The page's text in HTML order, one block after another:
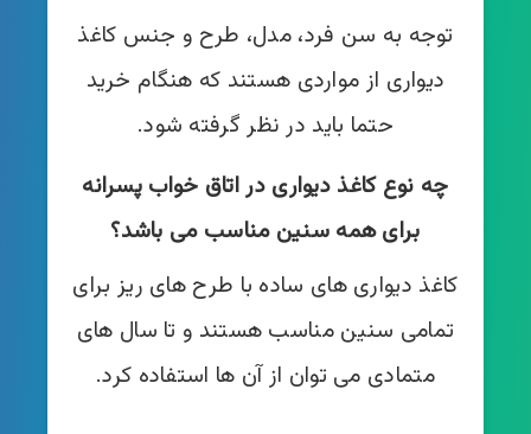
توجه به سن فرد، مدل، طرح و جنس کاغذ
دیواری از مواردی هستند که هنگام خرید
حتما باید در نظر گرفته شود.
چه نوع کاغذ دیواری در اتاق خواب پسرانه
برای همه سنین مناسب می باشد؟
کاغذ دیواری های ساده با طرح های ریز برای
تمامی سنین مناسب هستند و تا سال های
متمادی می توان از آن ها استفاده کرد.